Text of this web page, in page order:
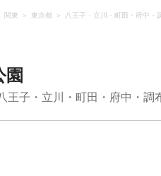
関東 東京都 八王子・立川・町田・府中・
園
王子・立川・町田・府中・調